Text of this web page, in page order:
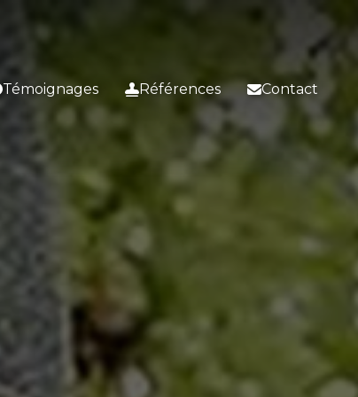
Témoignages Références Contact